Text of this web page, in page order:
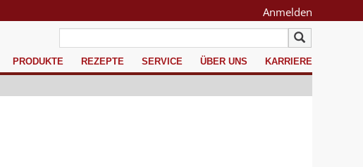
Anmelden
PRODUKTE REZEPTE SERVICE ÜBER UNS KARRIERE